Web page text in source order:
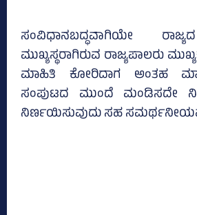
ಸಂವಿಧಾನಬದ್ಧವಾಗಿಯೇ
ಮುಖ್ಯಸ್ಥರಾಗಿರುವ ರಾಜ್ಯಪಾಲರು
ಮಾಹಿತಿ ಕೋರಿದಾಗ ಅಂತಹ
ಸಂಪುಟದ ಮುಂದೆ ಮಂಡಿಸದೇ
ನಿರ್ಣಯಿಸುವುದು ಸಹ